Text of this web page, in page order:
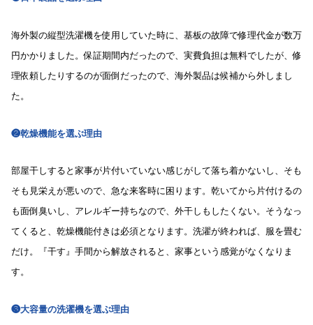
海外製の縦型洗濯機を使用していた時に、基板の故障で修理代金が数万
円かかりました。保証期間内だったので、実費負担は無料でしたが、修
理依頼したりするのが面倒だったので、海外製品は候補から外しまし
た。
❷乾燥機能を選ぶ理由
部屋干しすると家事が片付いていない感じがして落ち着かないし、そも
そも見栄えが悪いので、急な来客時に困ります。乾いてから片付けるの
も面倒臭いし、アレルギー持ちなので、外干しもしたくない。そうなっ
てくると、乾燥機能付きは必須となります。洗濯が終われば、服を畳む
だけ。『干す』手間から解放されると、家事という感覚がなくなりま
す。
❸大容量の洗濯機を選ぶ理由